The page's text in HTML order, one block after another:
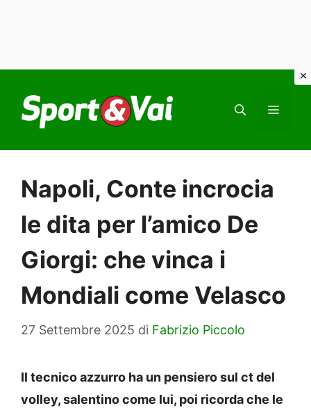
contenuto
Napoli, Conte incrocia
le dita per l’amico De
Giorgi: che vinca i
Mondiali come Velasco
27 Settembre 2025 di Fabrizio Piccolo
Il tecnico azzurro ha un pensiero sul ct del
volley, salentino come lui, poi ricorda che le